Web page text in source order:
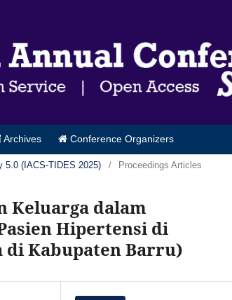
Archives Conference Organizers
5.0 (IACS-TIDES 2025) / Proceedings Articles
Keluarga dalam
Hipertensi di
di Kabupaten Barru)